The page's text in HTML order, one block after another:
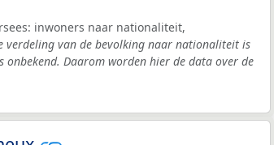
inwoners naar nationaliteit,
verdeling van de bevolking naar nationaliteit is
onbekend. Daarom worden hier de data over de